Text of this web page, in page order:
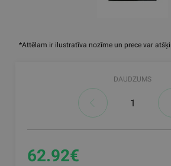
*Attēlam ir ilustratīva nozīme un prece var
DAUDZUMS
62.92€